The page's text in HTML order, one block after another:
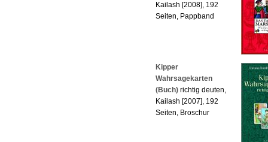
Kailash [2008], 192
Seiten, Pappband
Kipper
Wahrsagekarten
(Buch) richtig deuten,
Kailash [2007], 192
Seiten, Broschur